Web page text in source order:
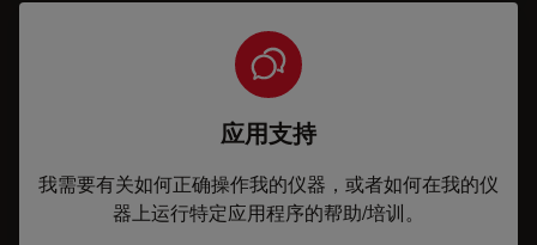
应用支持
我需要有关如何正确操作我的仪器，或者如何在我的仪
器上运行特定应用程序的帮助/培训。